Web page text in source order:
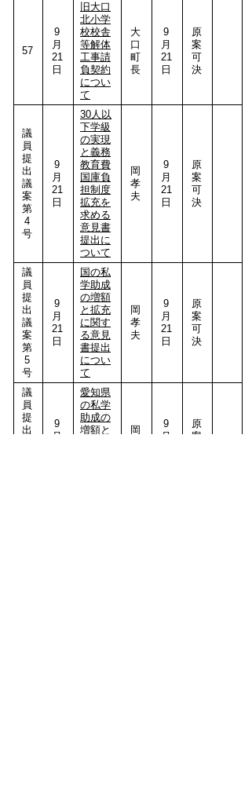
57
9
月
21
日
旧大口
北小学
校校舎
等解体
工事請
負契約
につい
て
大
口
町
長
9
月
21
日
原
案
可
決
議
員
提
出
議
案
第
4
号
9
月
21
日
30人以
下学級
の実現
と義務
教育費
国庫負
担制度
拡充を
求める
意見書
提出に
ついて
岡
孝
夫
9
月
21
日
原
案
可
決
議
員
提
出
議
案
第
5
号
9
月
21
日
国の私
学助成
の増額
と拡充
に関す
る意見
書提出
につい
て
岡
孝
夫
9
月
21
日
原
案
可
決
議
員
提
出
9
月
愛知県
の私学
助成の
増額と
岡
9
月
原
案